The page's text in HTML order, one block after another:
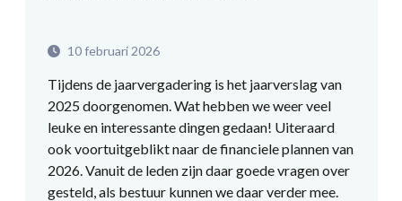
10 februari 2026
Tijdens de jaarvergadering is het jaarverslag van
2025 doorgenomen. Wat hebben we weer veel
leuke en interessante dingen gedaan! Uiteraard
ook voortuitgeblikt naar de financiele plannen van
2026. Vanuit de leden zijn daar goede vragen over
gesteld, als bestuur kunnen we daar verder mee.